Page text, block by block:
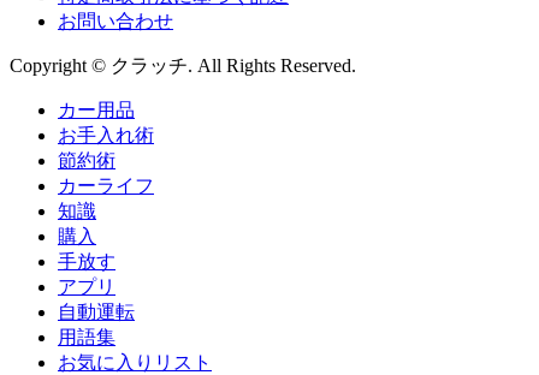
お問い合わせ
Copyright © クラッチ. All Rights Reserved.
カー用品
お手入れ術
節約術
カーライフ
知識
購入
手放す
アプリ
自動運転
用語集
お気に入りリスト